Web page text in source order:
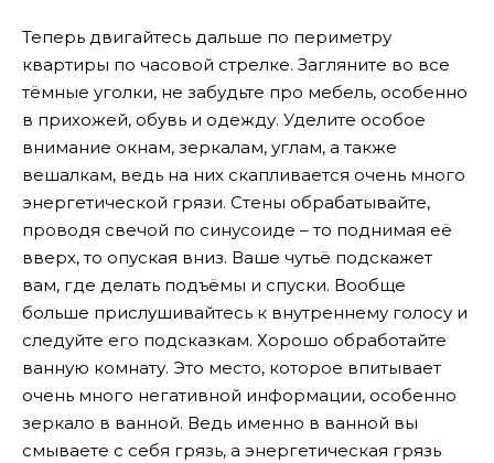
Теперь двигайтесь дальше по периметру
квартиры по часовой стрелке. Загляните во все
тёмные уголки, не забудьте про мебель, особенно
в прихожей, обувь и одежду. Уделите особое
внимание окнам, зеркалам, углам, а также
вешалкам, ведь на них скапливается очень много
энергетической грязи. Стены обрабатывайте,
проводя свечой по синусоиде – то поднимая её
вверх, то опуская вниз. Ваше чутьё подскажет
вам, где делать подъёмы и спуски. Вообще
больше прислушивайтесь к внутреннему голосу и
следуйте его подсказкам. Хорошо обработайте
ванную комнату. Это место, которое впитывает
очень много негативной информации, особенно
зеркало в ванной. Ведь именно в ванной вы
смываете с себя грязь, а энергетическая грязь